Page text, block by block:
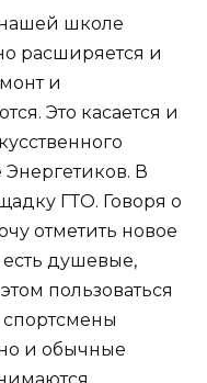
школе
расширяется и
и
Это касается и
Энергетиков. В
ГТО. Говоря о
отметить новое
душевые,
пользоваться
спортсмены
и обычные